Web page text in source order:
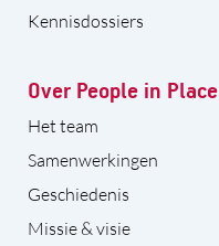
Kennisdossiers
Over People in Place
Het team
Samenwerkingen
Geschiedenis
Missie & visie